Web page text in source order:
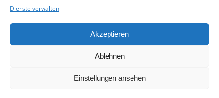
Dienste verwalten
Akzeptieren
Ablehnen
Einstellungen ansehen
Mit Ihrer Spende unterstützen Sie uns,
Heimatforscher in Niederbayern zu
schaffen und sie in ihrer Arbeit zu
unterstützen.